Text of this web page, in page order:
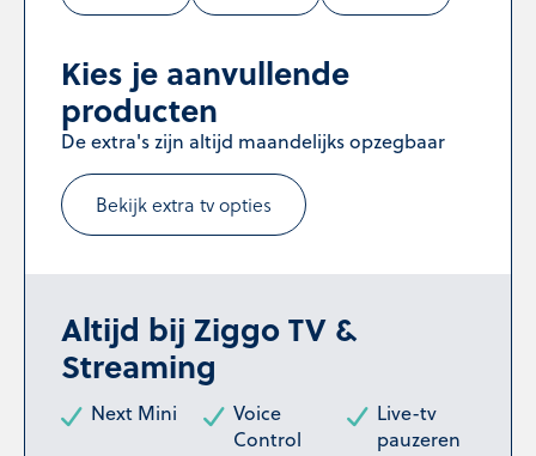
Kies je aanvullende
producten
De extra's zijn altijd maandelijks opzegbaar
Bekijk extra tv opties
Altijd bij Ziggo TV &
Streaming
Next Mini
Voice
Control
Live-tv
pauzeren